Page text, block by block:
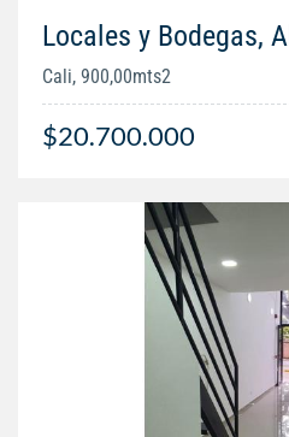
Locales y Bodegas,
Cali, 900,00mts2
$20.700.000